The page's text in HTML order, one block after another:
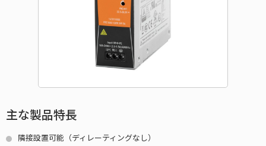
主な製品特長
隣接設置可能（ディレーティングなし）